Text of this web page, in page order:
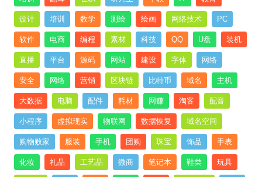
设计 培训 数学 测绘 绘画 网络技术 PC
软件 电商 编程 素材 科技 QQ U盘 装机
直播 平台 源码 网站 建设 字体 网络
安全 网络 营销 区块链 比特币 域名 主机
大数据 电脑 配件 耗材 网赚 淘客 配音
小程序 虚拟现实 物联网 数据恢复 域名空间
购物败家 服装 手机 团购 珠宝 饰品 手表
化妆 礼品 工艺品 微商 笔记本 鞋类 玩具